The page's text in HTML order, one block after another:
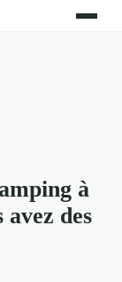
à
avez des